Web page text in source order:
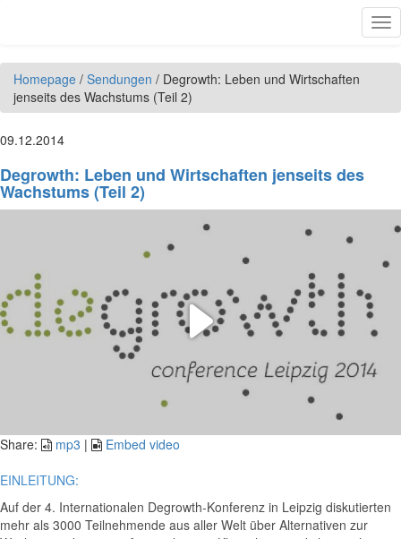
Homepage / Sendungen / Degrowth: Leben und Wirtschaften
jenseits des Wachstums (Teil 2)
09.12.2014
Degrowth: Leben und Wirtschaften jenseits des
Wachstums (Teil 2)
Play
Video
Share: mp3 |
Embed video
EINLEITUNG:
Auf der 4. Internationalen Degrowth-Konferenz in Leipzig diskutierten
mehr als 3000 Teilnehmende aus aller Welt über Alternativen zur